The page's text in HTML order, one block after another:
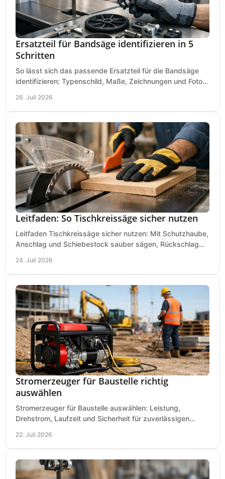
Ersatzteil für Bandsäge identifizieren in 5
Schritten
So lässt sich das passende Ersatzteil für die Bandsäge
identifizieren: Typenschild, Maße, Zeichnungen und Fotos
26. Juli 2026
Leitfaden: So Tischkreissäge sicher nutzen
Leitfaden Tischkreissäge sicher nutzen: Mit Schutzhaube,
Anschlag und Schiebestock sauber sägen, Rückschlag
24. Juli 2026
Stromerzeuger für Baustelle richtig
auswählen
Stromerzeuger für Baustelle auswählen: Leistung,
Drehstrom, Laufzeit und Sicherheit für zuverlässigen
22. Juli 2026